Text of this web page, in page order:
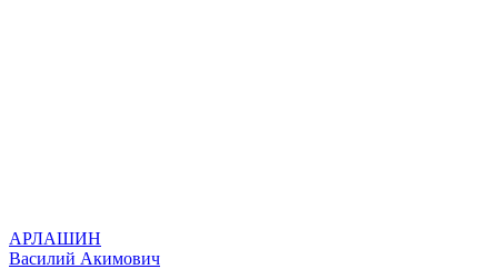
АРЛАШИН
Василий Акимович